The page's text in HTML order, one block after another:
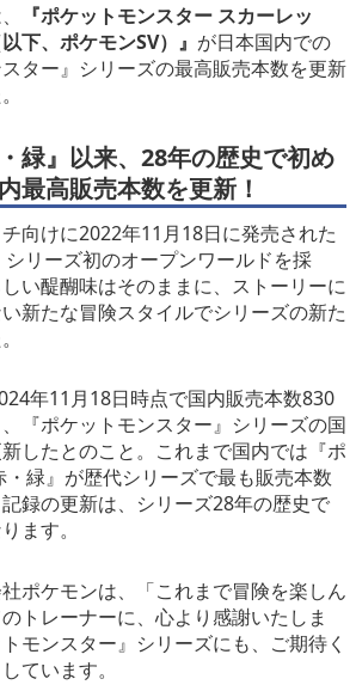
『ポケットモンスター スカーレッ
下、ポケモンSV）』 が日本国内での
ター』シリーズの最高販売本数を更新
緑』以来、28年の歴史で初め
最高販売本数を更新！
向けに2022年11月18日に発売された
シリーズ初のオープンワールドを採
い醍醐味はそのままに、ストーリーに
新たな冒険スタイルでシリーズの新た
年11月18日時点で国内販売本数830
『ポケットモンスター』シリーズの国
したとのこと。これまで国内では『ポ
緑』が歴代シリーズで最も販売本数
録の更新は、シリーズ28年の歴史で
ます。
ポケモンは、「これまで冒険を楽しん
トレーナーに、心より感謝いたしま
モンスター』シリーズにも、ご期待く
ています。